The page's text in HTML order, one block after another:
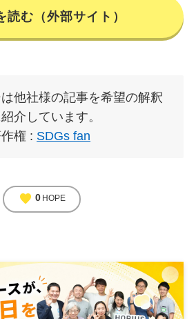
読む（外部サイト）
他社様の記事を希望の解釈
介しています。
権 : SDGs fan
favorite 0 HOPE